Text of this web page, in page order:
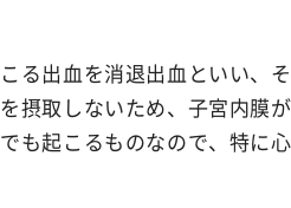
ピングガイド
る出血を消退出血といい、
摂取しないため、子宮内膜
も起こるものなので、特に